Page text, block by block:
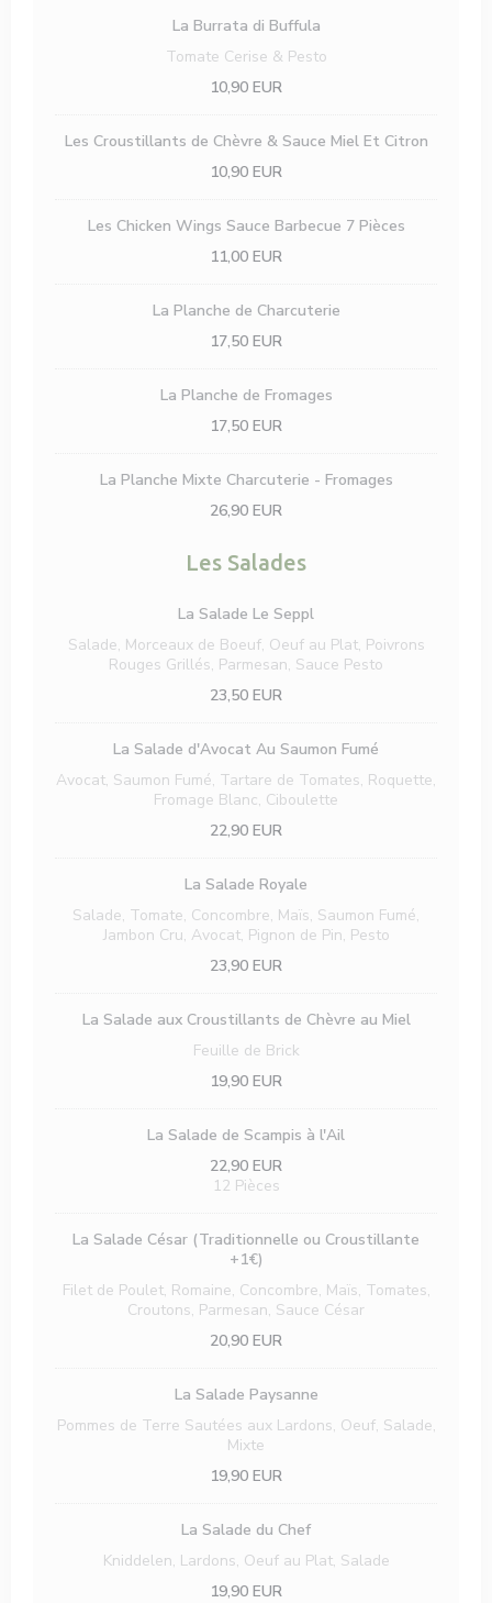
La Burrata di Buffula
Tomate Cerise & Pesto
10,90 EUR
Les Croustillants de Chèvre & Sauce Miel Et Citron
10,90 EUR
Les Chicken Wings Sauce Barbecue 7 Pièces
11,00 EUR
La Planche de Charcuterie
17,50 EUR
La Planche de Fromages
17,50 EUR
La Planche Mixte Charcuterie - Fromages
26,90 EUR
Les Salades
La Salade Le Seppl
Salade, Morceaux de Boeuf, Oeuf au Plat, Poivrons
Rouges Grillés, Parmesan, Sauce Pesto
23,50 EUR
La Salade d'Avocat Au Saumon Fumé
Avocat, Saumon Fumé, Tartare de Tomates, Roquette,
Fromage Blanc, Ciboulette
22,90 EUR
La Salade Royale
Salade, Tomate, Concombre, Maïs, Saumon Fumé,
Jambon Cru, Avocat, Pignon de Pin, Pesto
23,90 EUR
La Salade aux Croustillants de Chèvre au Miel
Feuille de Brick
19,90 EUR
La Salade de Scampis à l'Ail
22,90 EUR
12 Pièces
La Salade César (Traditionnelle ou Croustillante
+1€)
Filet de Poulet, Romaine, Concombre, Maïs, Tomates,
Croutons, Parmesan, Sauce César
20,90 EUR
La Salade Paysanne
Pommes de Terre Sautées aux Lardons, Oeuf, Salade,
Mixte
19,90 EUR
La Salade du Chef
Kniddelen, Lardons, Oeuf au Plat, Salade
19,90 EUR